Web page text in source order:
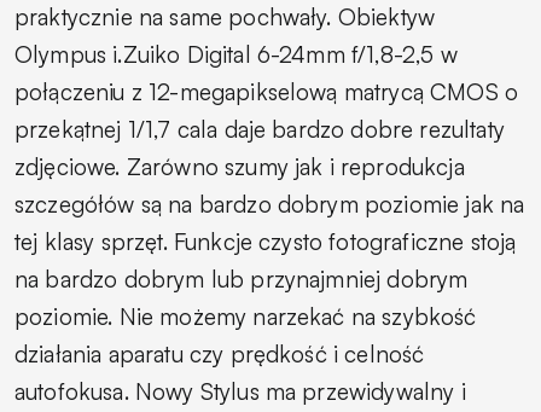
praktycznie na same pochwały. Obiektyw
Olympus i.Zuiko Digital 6-24mm f/1,8-2,5 w
połączeniu z 12-megapikselową matrycą CMOS o
przekątnej 1/1,7 cala daje bardzo dobre rezultaty
zdjęciowe. Zarówno szumy jak i reprodukcja
szczegółów są na bardzo dobrym poziomie jak na
tej klasy sprzęt. Funkcje czysto fotograficzne stoją
na bardzo dobrym lub przynajmniej dobrym
poziomie. Nie możemy narzekać na szybkość
działania aparatu czy prędkość i celność
autofokusa. Nowy Stylus ma przewidywalny i